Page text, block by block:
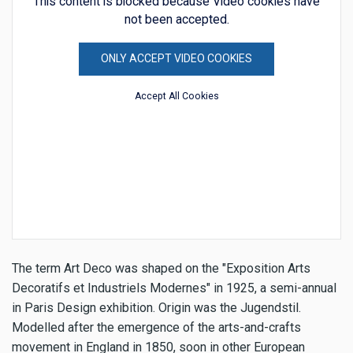
not been accepted.
ONLY ACCEPT VIDEO COOKIES
Accept All Cookies
The term Art Deco was shaped on the "Exposition Arts
Decoratifs et Industriels Modernes" in 1925, a semi-annual
in Paris Design exhibition. Origin was the Jugendstil.
Modelled after the emergence of the arts-and-crafts
movement in England in 1850, soon in other European